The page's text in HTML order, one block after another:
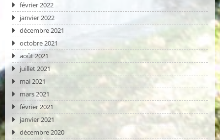
février 2022
janvier 2022
décembre 2021
octobre 2021
août 2021
juillet 2021
mai 2021
mars 2021
février 2021
janvier 2021
décembre 2020